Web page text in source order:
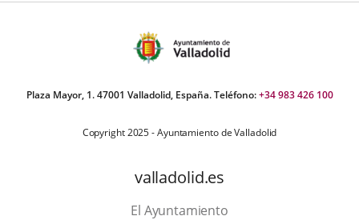
Plaza Mayor, 1. 47001 Valladolid, España. Teléfono:+34 983 426 100
Copyright 2025 - Ayuntamiento de Valladolid
valladolid.es
El Ayuntamiento